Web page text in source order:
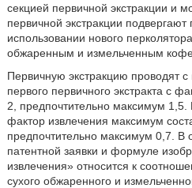
секцией первичной экстракции и
первичной экстракции подвергают
использовании нового
обжаренным и измельченным
Первичную экстракцию проводят
первого первичного экстракта с
2, предпочтительно максимум 1,5.
фактор извлечения максимум
предпочтительно максимум 0,7. В
патентной заявки и формуле
извлечения» относится к
сухого обжаренного и